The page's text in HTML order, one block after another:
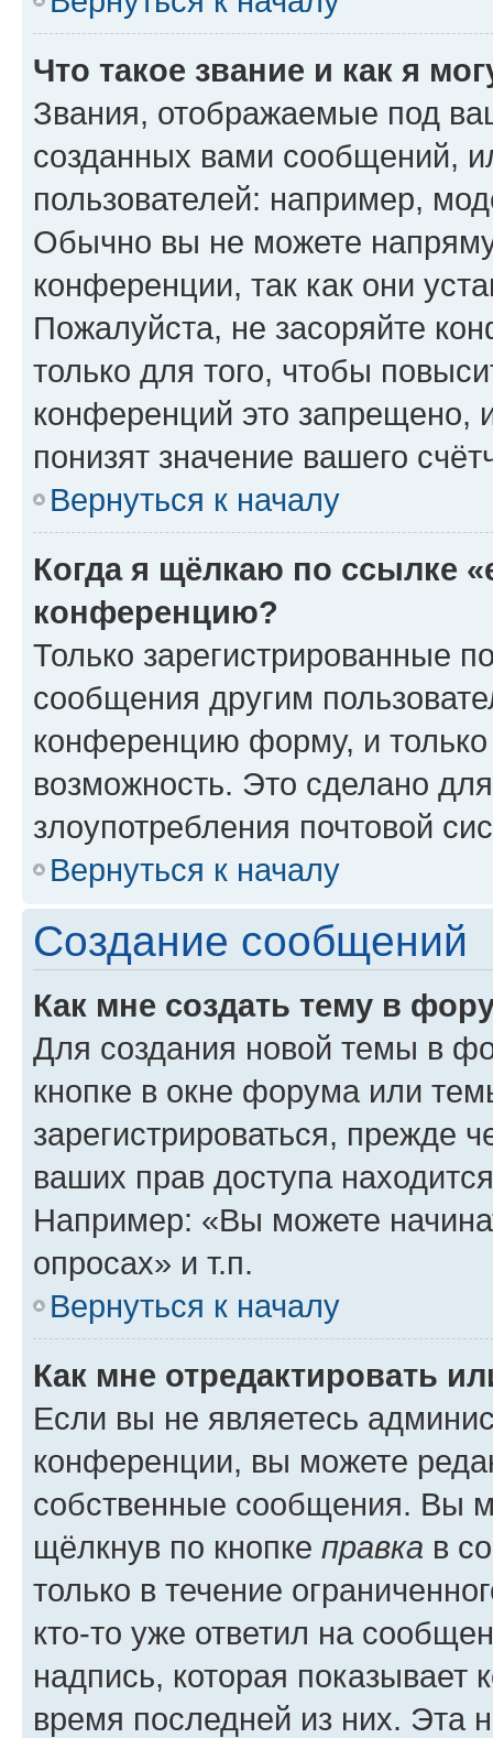
Что такое звание и как я
Звания, отображаемые под
созданных вами сообщений,
пользователей: например,
Обычно вы не можете
конференции, так как они
Пожалуйста, не засоряйте
только для того, чтобы
конференций это запрещено,
понизят значение вашего
Вернуться к началу
Когда я щёлкаю по ссылке
конференцию?
Только зарегистрированные
сообщения другим
конференцию форму, и
возможность. Это сделано
злоупотребления почтовой
Вернуться к началу
Создание сообщений
Как мне создать тему в
Для создания новой темы в
кнопке в окне форума или
зарегистрироваться, прежде
ваших прав доступа
Например: «Вы можете
опросах» и т.п.
Вернуться к началу
Как мне отредактировать
Если вы не являетесь
конференции, вы можете
собственные сообщения. Вы
щёлкнув по кнопке правка в
только в течение
кто-то уже ответил на
надпись, которая показывает
время последней из них. Эта